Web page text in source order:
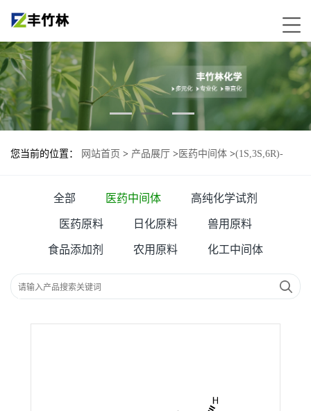
您当前的位置： 网站首页 > 产品展厅 > 医药中间体 >(1S,3S,6R)-
全部 医药中间体 高纯化学试剂
医药原料 日化原料 兽用原料
食品添加剂 农用原料 化工中间体